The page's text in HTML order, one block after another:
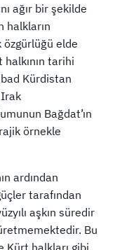
ağır bir şekilde
halkların
özgürlüğü elde
tarihi
Kürdistan
Bağdat’ın
örnekle
ardından
tarafından
aşkın süredir
Bu
Kürt halkları gibi